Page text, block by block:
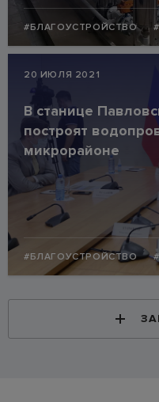
#БЛАГОУСТРОЙСТВО
20 ИЮЛЯ 2021
В станице
построят
микрорайоне
#БЛАГОУСТРОЙСТВО